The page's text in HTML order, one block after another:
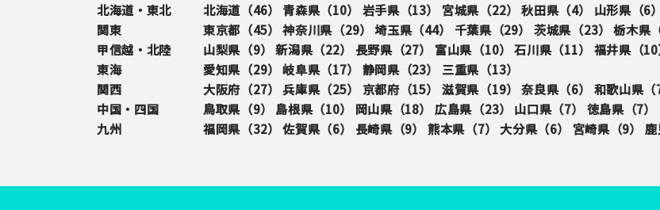
北海道・東北 北海道（46） 青森県（10） 岩手県（13） 宮城県（22） 秋田県（4） 山形県（6）
関東
東京都（45） 神奈川県（29） 埼玉県（44） 千葉県（29） 茨城県（23） 栃木県
甲信越・北陸
山梨県（9） 新潟県（22） 長野県（27） 富山県（10） 石川県（11） 福井県（10
東海
愛知県（29） 岐阜県（17） 静岡県（23） 三重県（13）
関西
大阪府（27） 兵庫県（25） 京都府（15） 滋賀県（19） 奈良県（6） 和歌山県（
中国・四国
鳥取県（9） 島根県（10） 岡山県（18） 広島県（23） 山口県（7） 徳島県（7）
九州
福岡県（32） 佐賀県（6） 長崎県（9） 熊本県（7） 大分県（6） 宮崎県（9）